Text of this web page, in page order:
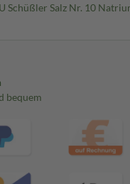
Schüßler Salz Nr. 10
bequem